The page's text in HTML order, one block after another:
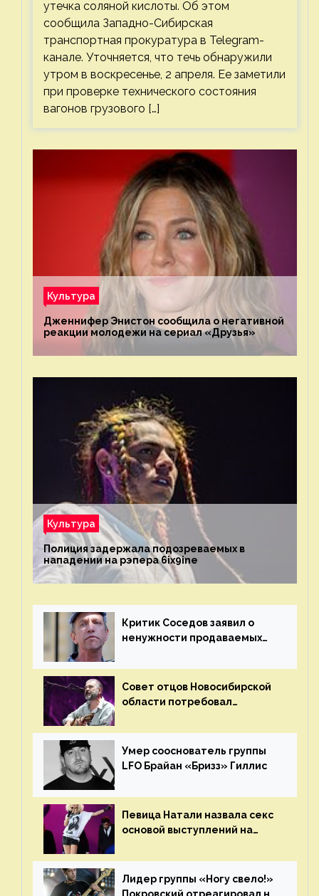
утечка соляной кислоты. Об этом
сообщила Западно-Сибирская
транспортная прокуратура в Telegram-
канале. Уточняется, что течь обнаружили
утром в воскресенье, 2 апреля. Ее заметили
при проверке технического состояния
вагонов грузового […]
Культура
Дженнифер Энистон сообщила о негативной
реакции молодежи на сериал «Друзья»
Культура
Полиция задержала подозреваемых в
нападении на рэпера 6ix9ine
Критик Соседов заявил о
ненужности продаваемых
Совет отцов Новосибирской
области потребовал
«Сплин»
Умер сооснователь группы
LFO Брайан «Бризз» Гиллис
Певица Натали назвала секс
основой выступлений на
Лидер группы «Ногу свело!»